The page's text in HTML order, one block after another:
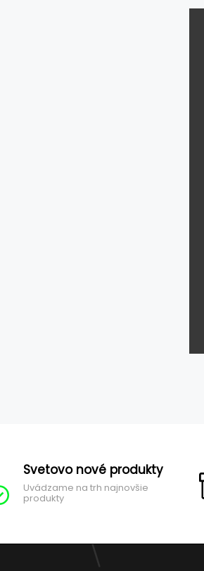
Svetovo nové produkty
Uvádzame na trh najnovšie
produkty